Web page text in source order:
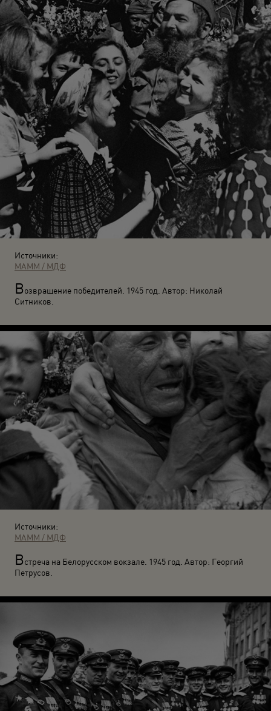
Источники:
МАММ / МДФ
Возвращение победителей. 1945 год. Автор: Николай
Ситников.
Источники:
МАММ / МДФ
Встреча на Белорусском вокзале. 1945 год. Автор: Георгий
Петрусов.